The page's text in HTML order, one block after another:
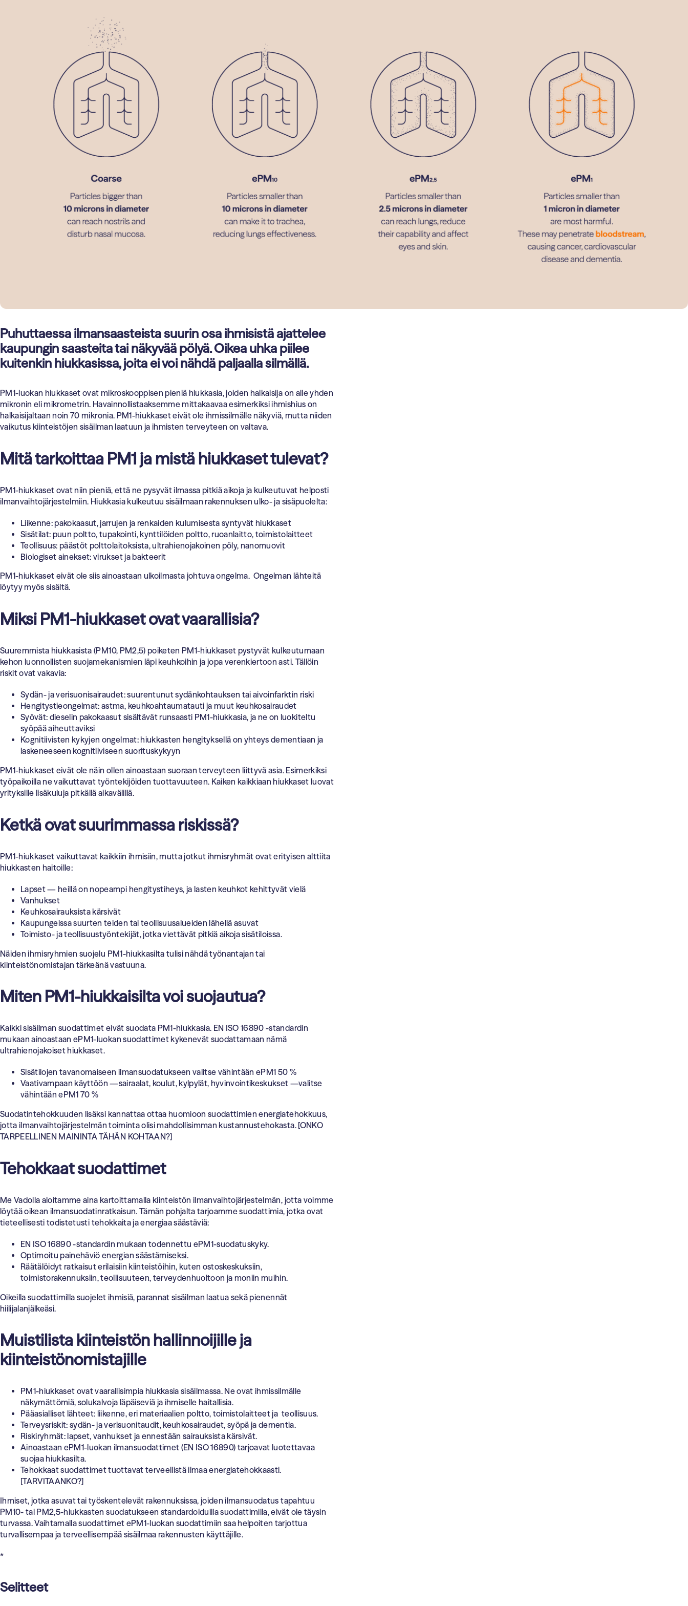
Puhuttaessa ilmansaasteista suurin osa ihmisistä ajattelee
kaupungin saasteita tai näkyvää pölyä. Oikea uhka piilee
kuitenkin hiukkasissa, joita ei voi nähdä paljaalla silmällä.
PM1-luokan hiukkaset ovat mikroskooppisen pieniä hiukkasia, joiden halkaisija on alle yhden
mikronin eli mikrometrin. Havainnollistaaksemme mittakaavaa esimerkiksi ihmishius on
halkaisijaltaan noin 70 mikronia. PM1-hiukkaset eivät ole ihmissilmälle näkyviä, mutta niiden
vaikutus kiinteistöjen sisäilman laatuun ja ihmisten terveyteen on valtava.
Mitä tarkoittaa PM1 ja mistä hiukkaset tulevat?
PM1-hiukkaset ovat niin pieniä, että ne pysyvät ilmassa pitkiä aikoja ja kulkeutuvat helposti
ilmanvaihtojärjestelmiin. Hiukkasia kulkeutuu sisäilmaan rakennuksen ulko- ja sisäpuolelta:
Liikenne: pakokaasut, jarrujen ja renkaiden kulumisesta syntyvät hiukkaset
Sisätilat: puun poltto, tupakointi, kynttilöiden poltto, ruoanlaitto, toimistolaitteet
Teollisuus: päästöt polttolaitoksista, ultrahienojakoinen pöly, nanomuovit
Biologiset ainekset: virukset ja bakteerit
PM1-hiukkaset eivät ole siis ainoastaan ulkoilmasta johtuva ongelma. Ongelman lähteitä
löytyy myös sisältä.
Miksi PM1-hiukkaset ovat vaarallisia?
Suuremmista hiukkasista (PM10, PM2,5) poiketen PM1-hiukkaset pystyvät kulkeutumaan
kehon luonnollisten suojamekanismien läpi keuhkoihin ja jopa verenkiertoon asti. Tällöin
riskit ovat vakavia:
Sydän- ja verisuonisairaudet: suurentunut sydänkohtauksen tai aivoinfarktin riski
Hengitystieongelmat: astma, keuhkoahtaumatauti ja muut keuhkosairaudet
Syövät: dieselin pakokaasut sisältävät runsaasti PM1-hiukkasia, ja ne on luokiteltu
syöpää aiheuttaviksi
Kognitiivisten kykyjen ongelmat: hiukkasten hengityksellä on yhteys dementiaan ja
laskeneeseen kognitiiviseen suorituskykyyn
PM1-hiukkaset eivät ole näin ollen ainoastaan suoraan terveyteen liittyvä asia. Esimerkiksi
työpaikoilla ne vaikuttavat työntekijöiden tuottavuuteen. Kaiken kaikkiaan hiukkaset luovat
yrityksille lisäkuluja pitkällä aikavälillä.
Ketkä ovat suurimmassa riskissä?
PM1-hiukkaset vaikuttavat kaikkiin ihmisiin, mutta jotkut ihmisryhmät ovat erityisen alttiita
hiukkasten haitoille:
Lapset — heillä on nopeampi hengitystiheys, ja lasten keuhkot kehittyvät vielä
Vanhukset
Keuhkosairauksista kärsivät
Kaupungeissa suurten teiden tai teollisuusalueiden lähellä asuvat
Toimisto- ja teollisuustyöntekijät, jotka viettävät pitkiä aikoja sisätiloissa.
Näiden ihmisryhmien suojelu PM1-hiukkasilta tulisi nähdä työnantajan tai
kiinteistönomistajan tärkeänä vastuuna.
Miten PM1-hiukkaisilta voi suojautua?
Kaikki sisäilman suodattimet eivät suodata PM1-hiukkasia. EN ISO 16890 -standardin
mukaan ainoastaan ePM1-luokan suodattimet kykenevät suodattamaan nämä
ultrahienojakoiset hiukkaset.
Sisätilojen tavanomaiseen ilmansuodatukseen valitse vähintään ePM1 50 %
Vaativampaan käyttöön —sairaalat, koulut, kylpylät, hyvinvointikeskukset —valitse
vähintään ePM1 70 %
Suodatintehokkuuden lisäksi kannattaa ottaa huomioon suodattimien energiatehokkuus,
jotta ilmanvaihtojärjestelmän toiminta olisi mahdollisimman kustannustehokasta. [ONKO
TARPEELLINEN MAININTA TÄHÄN KOHTAAN?]
Tehokkaat suodattimet
Me Vadolla aloitamme aina kartoittamalla kiinteistön ilmanvaihtojärjestelmän, jotta voimme
löytää oikean ilmansuodatinratkaisun. Tämän pohjalta tarjoamme suodattimia, jotka ovat
tieteellisesti todistetusti tehokkaita ja energiaa säästäviä:
EN ISO 16890 -standardin mukaan todennettu ePM1-suodatuskyky.
Optimoitu painehäviö energian säästämiseksi.
Räätälöidyt ratkaisut erilaisiin kiinteistöihin, kuten ostoskeskuksiin,
toimistorakennuksiin, teollisuuteen, terveydenhuoltoon ja moniin muihin.
Oikeilla suodattimilla suojelet ihmisiä, parannat sisäilman laatua sekä pienennät
hiilijalanjälkeäsi.
Muistilista kiinteistön hallinnoijille ja
kiinteistönomistajille
PM1-hiukkaset ovat vaarallisimpia hiukkasia sisäilmassa. Ne ovat ihmissilmälle
näkymättömiä, solukalvoja läpäiseviä ja ihmiselle haitallisia.
Pääasialliset lähteet: liikenne, eri materiaalien poltto, toimistolaitteet ja teollisuus.
Terveysriskit: sydän- ja verisuonitaudit, keuhkosairaudet, syöpä ja dementia.
Riskiryhmät: lapset, vanhukset ja ennestään sairauksista kärsivät.
Ainoastaan ePM1-luokan ilmansuodattimet (EN ISO 16890) tarjoavat luotettavaa
suojaa hiukkasilta.
Tehokkaat suodattimet tuottavat terveellistä ilmaa energiatehokkaasti.
[TARVITAANKO?]
Ihmiset, jotka asuvat tai työskentelevät rakennuksissa, joiden ilmansuodatus tapahtuu
PM10- tai PM2,5-hiukkasten suodatukseen standardoiduilla suodattimilla, eivät ole täysin
turvassa. Vaihtamalla suodattimet ePM1-luokan suodattimiin saa helpoiten tarjottua
turvallisempaa ja terveellisempää sisäilmaa rakennusten käyttäjille.
*
Selitteet